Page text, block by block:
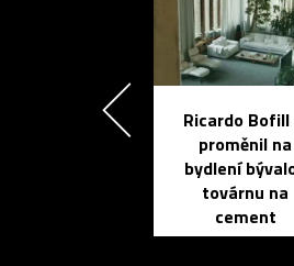
Ricardo Bofill
proměnil na
bydlení
továrnu na
cement